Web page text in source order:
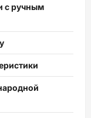
с ручным